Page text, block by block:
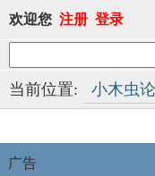
欢迎您 注册 登录
当前位置: 小木虫
广告